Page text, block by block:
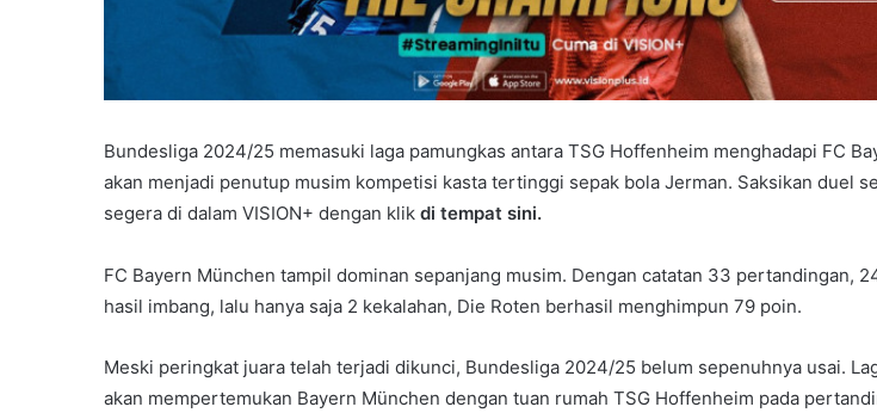
Bundesliga 2024/25 memasuki laga pamungkas antara TSG Hoffenheim menghadapi FC
akan menjadi penutup musim kompetisi kasta tertinggi sepak bola Jerman. Saksikan duel
segera di dalam VISION+ dengan klik di tempat sini.
FC Bayern München tampil dominan sepanjang musim. Dengan catatan 33 pertandingan,
hasil imbang, lalu hanya saja 2 kekalahan, Die Roten berhasil menghimpun 79 poin.
Meski peringkat juara telah terjadi dikunci, Bundesliga 2024/25 belum sepenuhnya usai.
akan mempertemukan Bayern München dengan tuan rumah TSG Hoffenheim pada